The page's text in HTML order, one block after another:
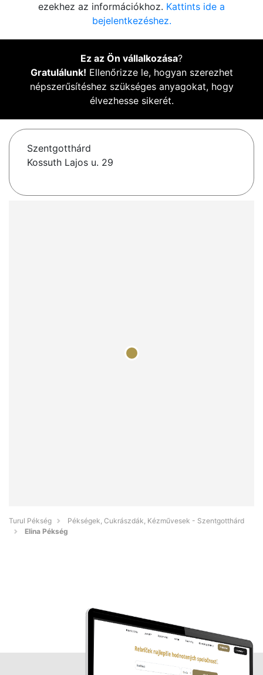
ezekhez az információkhoz. Kattints ide a
bejelentkezéshez.
Ez az Ön vállalkozása?
Gratulálunk! Ellenőrizze le, hogyan szerezhet
népszerűsítéshez szükséges anyagokat, hogy
élvezhesse sikerét.
Szentgotthárd
Kossuth Lajos u. 29
Turul Pékség
Pékségek, Cukrászdák, Kézművesek - Szentgotthárd
Elina Pékség